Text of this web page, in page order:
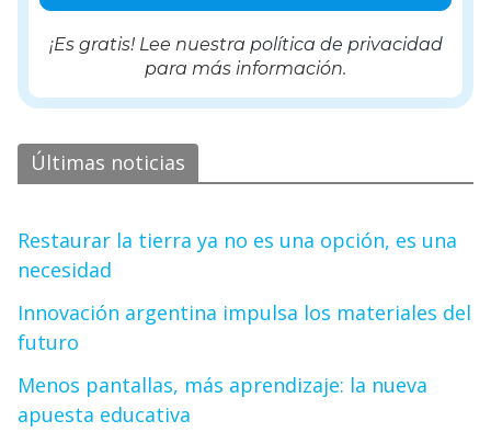
¡Es gratis! Lee nuestra política de privacidad
para más información.
Últimas noticias
Restaurar la tierra ya no es una opción, es una
necesidad
Innovación argentina impulsa los materiales del
futuro
Menos pantallas, más aprendizaje: la nueva
apuesta educativa